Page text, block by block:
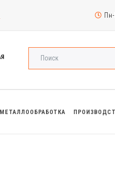
МЕТАЛЛООБРАБОТКА